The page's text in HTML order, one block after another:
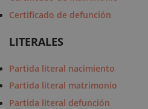
Certificado de defunción
LITERALES
Partida literal nacimiento
Partida literal matrimonio
Partida literal defunción